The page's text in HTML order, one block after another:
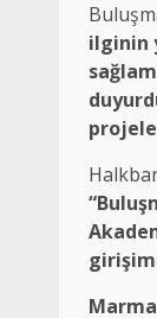
ilginin